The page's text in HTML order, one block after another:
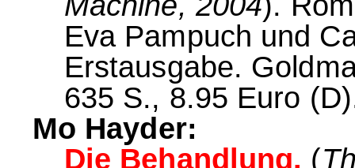
Eva Pampuch und
Erstausgabe.
635 S., 8.95 Euro
Mo Hayder:
Die Behandlung. (